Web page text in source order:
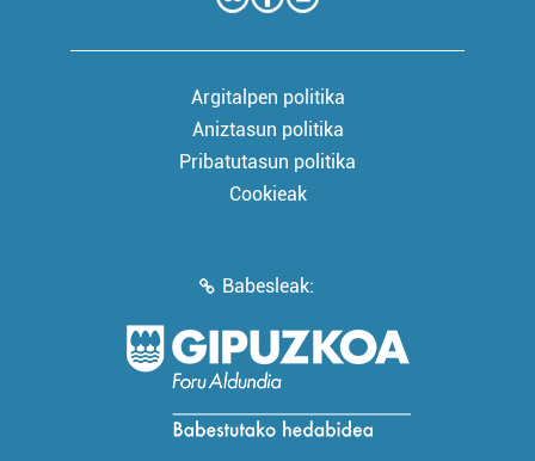
Argitalpen politika
Aniztasun politika
Pribatutasun politika
Cookieak
Babesleak: